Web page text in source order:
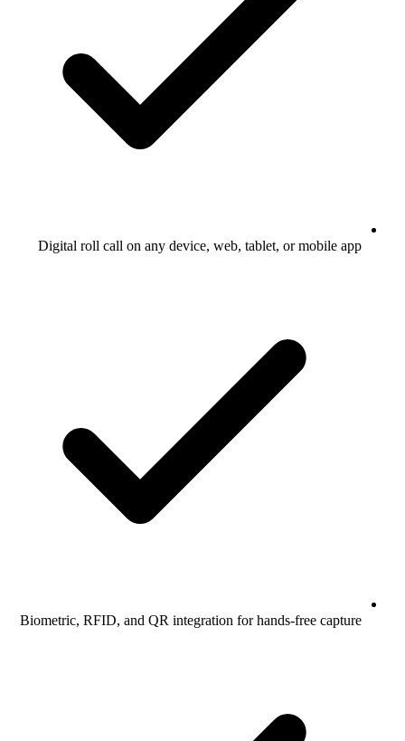
Digital roll call on any device, web, tablet, or mobile app
Biometric, RFID, and QR integration for hands-free capture